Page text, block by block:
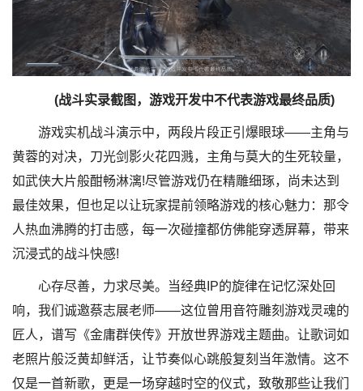
(战斗实录截图 ，游戏开发中不代表游戏最终品质)
游戏实机战斗演示中，两段片段正引爆眼球——主角与
黄蓉的对决，刀光剑影火花四溅，主角与莫大的生死较量，
如武侠大片般酣畅淋漓!尽管游戏仍在精雕细琢，尚未达到
最佳效果，但也足以让玩家提前领略游戏的核心魅力：那令
人热血沸腾的打击感，每一次碰撞都仿佛能穿透屏幕，带来
沉浸式的战斗快感!
心存尽善，力求尽美。当经典IP的旋律在记忆深处回
响，我们诚邀蔡志展老师——这位曾用音符雕刻游戏灵魂的
匠人，谱写《金庸群侠传》开放世界游戏主题曲。让歌词如
老照片般泛黄却鲜活，让节奏似心跳般复刻当年激情。这不
仅是一首新歌，更是一场穿越时空的仪式，致敬那些让我们